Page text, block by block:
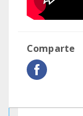
Comparte